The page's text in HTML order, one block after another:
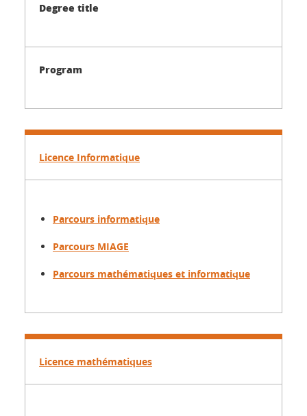
Degree title
Program
Licence Informatique
Parcours informatique
Parcours MIAGE
Parcours mathématiques et informatique
Licence mathématiques